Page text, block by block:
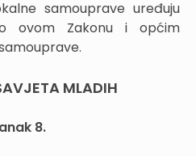
samouprave uređuju
ovom Zakonu i općim
MLADIH
8.